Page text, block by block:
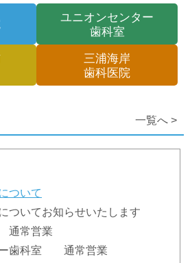
ユニオンセンター
歯科室
三浦海岸
歯科医院
一覧へ >
ついて
ついてお知らせいたします
通常営業
ー歯科室 通常営業